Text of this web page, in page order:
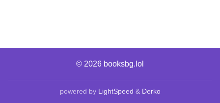
© 2026 booksbg.lol
powered by LightSpeed & Derko